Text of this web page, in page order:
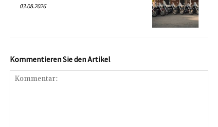
03.08.2026
Kommentieren Sie den Artikel